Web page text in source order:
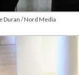
Duran / Nord Media